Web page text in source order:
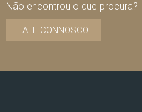
Não encontrou o que procura?
FALE CONNOSCO